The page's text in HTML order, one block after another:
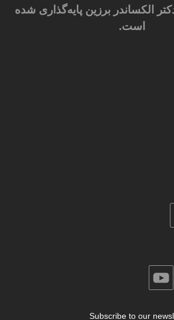
الکساندر برزین پایه‌گذاری شده
است.
soundcloud
Subscribe to our